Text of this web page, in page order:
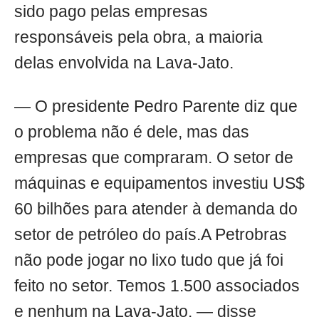
sido pago pelas empresas
responsáveis pela obra, a maioria
delas envolvida na Lava-Jato.
— O presidente Pedro Parente diz que
o problema não é dele, mas das
empresas que compraram. O setor de
máquinas e equipamentos investiu US$
60 bilhões para atender à demanda do
setor de petróleo do país.A Petrobras
não pode jogar no lixo tudo que já foi
feito no setor. Temos 1.500 associados
e nenhum na Lava-Jato. — disse